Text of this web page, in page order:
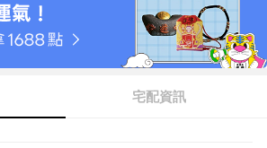
宅配資訊